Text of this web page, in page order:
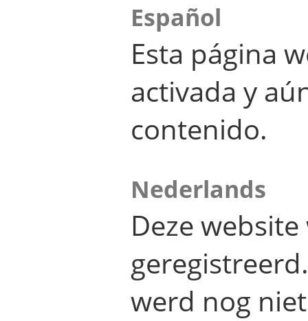
Español
Esta página
activada y
contenido.
Nederlands
Deze
werd nog